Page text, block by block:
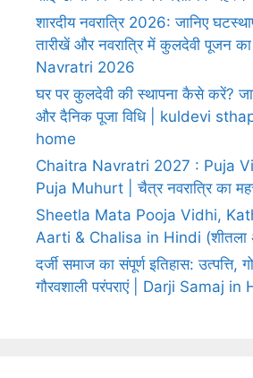
शारदीय नवरात्रि 2026: जानिए
तारीखें और नवरात्रि में कुलदेवी पूजन
Navratri 2026
घर पर कुलदेवी की स्थापना कैसे करें?
और दैनिक पूजा विधि | kuldevi
home
Chaitra Navratri 2027 : Puja
Puja Muhurt | चैत्र नवरात्रि का
Sheetla Mata Pooja Vidhi,
Aarti & Chalisa in Hindi (शीतला
दर्जी समाज का संपूर्ण इतिहास: उत्पत्ति,
गौरवशाली परंपराएं | Darji Samaj in